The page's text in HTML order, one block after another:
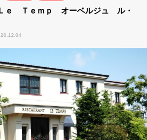
ｅ Ｔｅｍｐ オーベルジュ ル・